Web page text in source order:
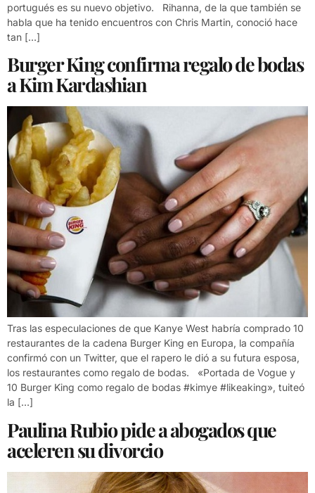
portugués es su nuevo objetivo. Rihanna, de la que también se
habla que ha tenido encuentros con Chris Martin, conoció hace
tan […]
Burger King confirma regalo de bodas
a Kim Kardashian
Tras las especulaciones de que Kanye West habría comprado 10
restaurantes de la cadena Burger King en Europa, la compañía
confirmó con un Twitter, que el rapero le dió a su futura esposa,
los restaurantes como regalo de bodas. «Portada de Vogue y
10 Burger King como regalo de bodas #kimye #likeaking», tuiteó
la […]
Paulina Rubio pide a abogados que
aceleren su divorcio